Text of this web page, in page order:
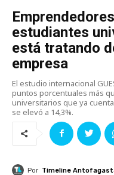
estudiantes
está tratando
empresa
El estudio internacional
puntos porcentuales más
universitarios que ya
se elevó a 14,3%.
Por Timeline